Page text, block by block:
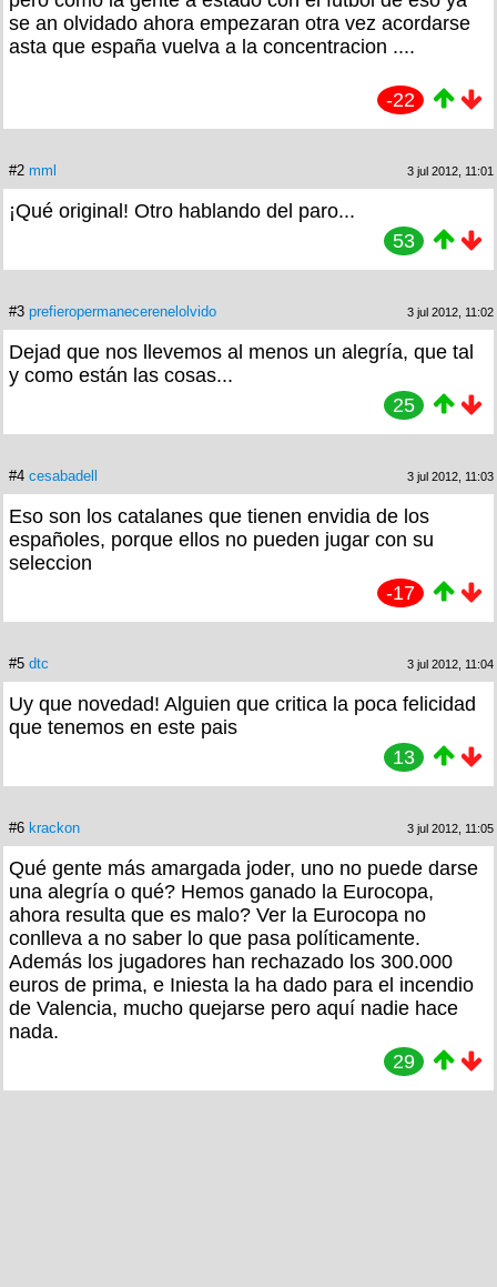
se an olvidado ahora empezaran otra vez acordarse
asta que españa vuelva a la concentracion ....
-22
#2 mml 3 jul 2012, 11:01
¡Qué original! Otro hablando del paro...
53
#3 prefieropermanecerenelolvido 3 jul 2012, 11:02
Dejad que nos llevemos al menos un alegría, que tal
y como están las cosas...
25
#4 cesabadell 3 jul 2012, 11:03
Eso son los catalanes que tienen envidia de los
españoles, porque ellos no pueden jugar con su
seleccion
-17
#5 dtc 3 jul 2012, 11:04
Uy que novedad! Alguien que critica la poca felicidad
que tenemos en este pais
13
#6 krackon 3 jul 2012, 11:05
Qué gente más amargada joder, uno no puede darse
una alegría o qué? Hemos ganado la Eurocopa,
ahora resulta que es malo? Ver la Eurocopa no
conlleva a no saber lo que pasa políticamente.
Además los jugadores han rechazado los 300.000
euros de prima, e Iniesta la ha dado para el incendio
de Valencia, mucho quejarse pero aquí nadie hace
nada.
29